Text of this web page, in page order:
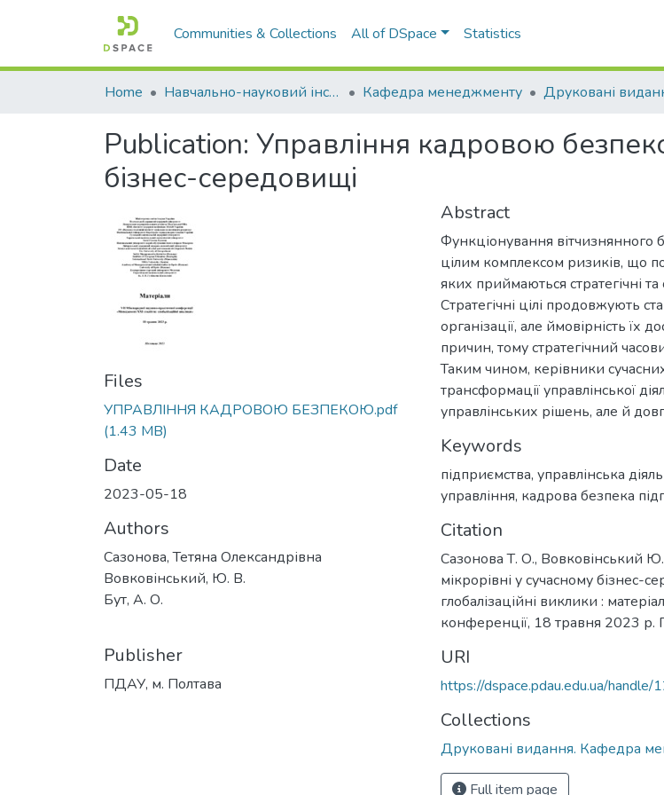
Communities & Collections All of DSpace Statistics
Home Навчально-науковий інститут економіки, управління, права та інформаційних технологій Кафедра менеджменту
Publication: Управління кадровою
бізнес-середовищі
Files
УПРАВЛІННЯ КАДРОВОЮ БЕЗПЕКОЮ.pdf
(1.43 MB)
Date
2023-05-18
Authors
Сазонова, Тетяна Олександрівна
Вовковінський, Ю. В.
Бут, А. О.
Publisher
ПДАУ, м. Полтава
Abstract
Функціонування вітчизнянного
цілим комплексом ризиків, що
яких приймаються стратегічні
Стратегічні цілі продовжують
організації, але ймовірність їх
причин, тому стратегічний
Таким чином, керівники
трансформації управлінської
управлінських рішень, але й
Keywords
підприємства, управлінська
управління, кадрова безпека
Citation
Сазонова Т. О., Вовковінський
мікрорівні у сучасному бізнес-
глобалізаційні виклики :
конференції, 18 травня 2023
URI
https://dspace.pdau.edu.ua/
Collections
Друковані видання. Кафедра
Full item page